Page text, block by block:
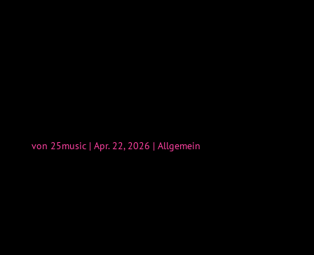
von 25music| Apr. 22, 2026 | Allgemein